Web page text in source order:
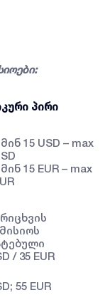
პირი
15 USD – max
15 EUR – max
/ 35 EUR
55 EUR